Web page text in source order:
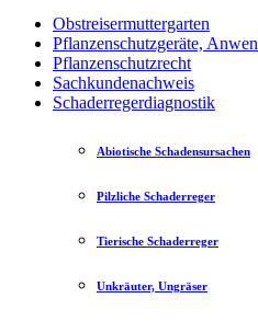
Obstreisermuttergarten
Pflanzenschutzgeräte,
Pflanzenschutzrecht
Sachkundenachweis
Schaderregerdiagnostik
Abiotische Schadensursachen
Pilzliche Schaderreger
Tierische Schaderreger
Unkräuter, Ungräser